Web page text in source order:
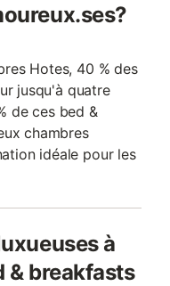
Hotes, 40 % des
jusqu'à quatre
de ces bed &
chambres
idéale pour les
à
& breakfasts